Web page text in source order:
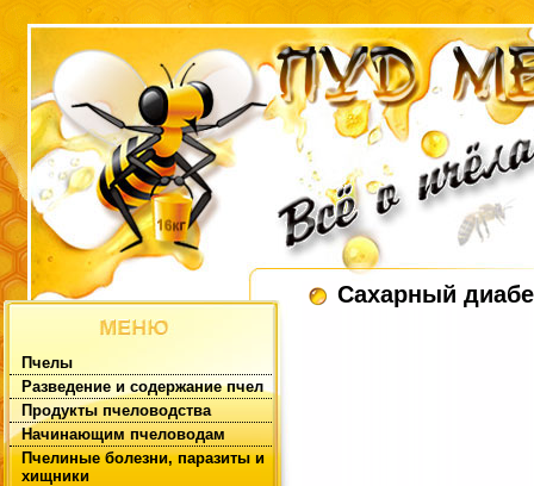
Пчелы
Разведение и содержание пчел
Продукты пчеловодства
Начинающим пчеловодам
Пчелиные болезни, паразиты и
хищники
Сахарный